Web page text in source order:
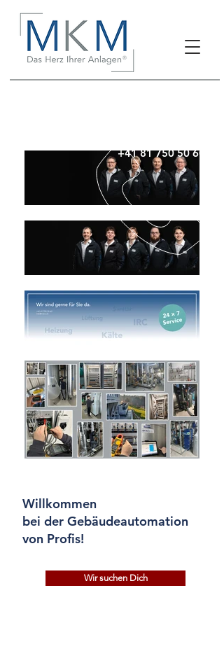
+41 81 750 50 60
Willkommen
bei der Gebäudeautomation
von Profis!
Wir suchen Dich